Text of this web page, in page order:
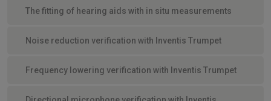
The fitting of hearing aids with in situ measurements
Noise reduction verification with Inventis Trumpet
Frequency lowering verification with Inventis Trumpet